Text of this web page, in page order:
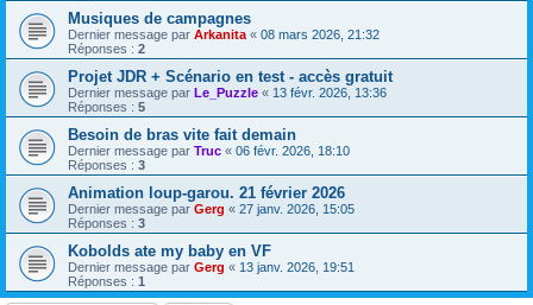
Musiques de campagnes
Dernier message par Arkanita « 08 mars 2026, 21:32
Réponses : 2
Projet JDR + Scénario en test - accès gratuit
Dernier message par Le_Puzzle « 13 févr. 2026, 13:36
Réponses : 5
Besoin de bras vite fait demain
Dernier message par Truc « 06 févr. 2026, 18:10
Réponses : 3
Animation loup-garou. 21 février 2026
Dernier message par Gerg « 27 janv. 2026, 15:05
Réponses : 3
Kobolds ate my baby en VF
Dernier message par Gerg « 13 janv. 2026, 19:51
Réponses : 1